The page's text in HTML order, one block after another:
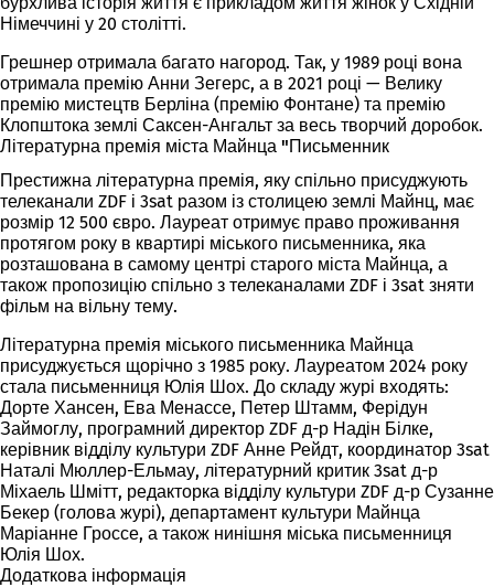
Німеччині у 20 столітті.
Грешнер отримала багато нагород. Так, у 1989 році вона
отримала премію Анни Зегерс, а в 2021 році — Велику
премію мистецтв Берліна (премію Фонтане) та премію
Клопштока землі Саксен-Ангальт за весь творчий доробок.
Літературна премія міста Майнца "Письменник
Престижна літературна премія, яку спільно присуджують
телеканали ZDF і 3sat разом із столицею землі Майнц, має
розмір 12 500 євро. Лауреат отримує право проживання
протягом року в квартирі міського письменника, яка
розташована в самому центрі старого міста Майнца, а
також пропозицію спільно з телеканалами ZDF і 3sat зняти
фільм на вільну тему.
Літературна премія міського письменника Майнца
присуджується щорічно з 1985 року. Лауреатом 2024 року
стала письменниця Юлія Шох. До складу журі входять:
Дорте Хансен, Ева Менассе, Петер Штамм, Ферідун
Займоглу, програмний директор ZDF д-р Надін Білке,
керівник відділу культури ZDF Анне Рейдт, координатор 3sat
Наталі Мюллер-Ельмау, літературний критик 3sat д-р
Міхаель Шмітт, редакторка відділу культури ZDF д-р Сузанне
Бекер (голова журі), департамент культури Майнца
Маріанне Гроссе, а також нинішня міська письменниця
Юлія Шох.
Додаткова інформація